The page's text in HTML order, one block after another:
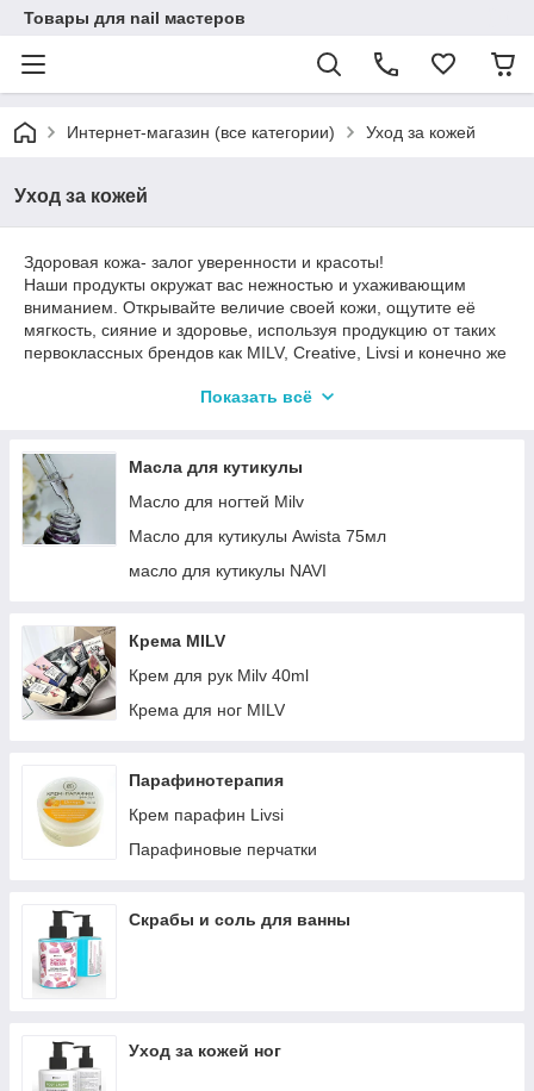
Товары для nail мастеров
Интернет-магазин (все категории) Уход за кожей
Уход за кожей
Здоровая кожа- залог уверенности и красоты!
Наши продукты окружат вас нежностью и ухаживающим
вниманием. Открывайте величие своей кожи, ощутите её
мягкость, сияние и здоровье, используя продукцию от таких
первоклассных брендов как MILV, Creative, Livsi и конечно же
Позвольте себе роскошь ухода, которая подчеркнет вашу
подарят вам увлажнение и защиту, которой заслуживает
ваше тело
Показать всё
Масла для кутикулы
Масло для ногтей Milv
Масло для кутикулы Awista 75мл
масло для кутикулы NAVI
Крема MILV
Крем для рук Milv 40ml
Крема для ног MILV
Парафинотерапия
Крем парафин Livsi
Парафиновые перчатки
Скрабы и соль для ванны
Уход за кожей ног